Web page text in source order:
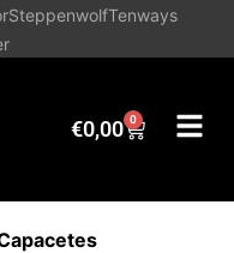
SteppenwolfTenways
€0,00 0